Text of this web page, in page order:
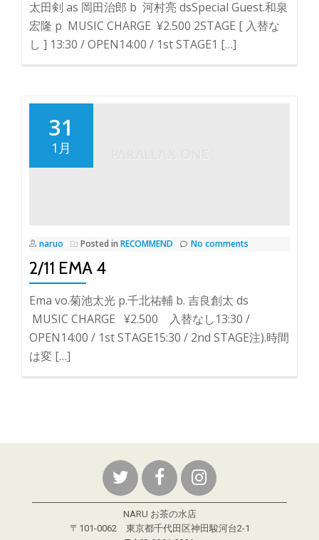
太田剣 as 岡田治郎 b 河村亮 dsSpecial Guest.和泉
宏隆 p MUSIC CHARGE ¥2.500 2STAGE [ 入替な
し ] 13:30 / OPEN14:00 / 1st STAGE1 […]
31
1月
naruo Posted in RECOMMEND No comments
2/11 EMA 4
Ema vo.菊池太光 p.千北祐輔 b. 吉良創太 ds
MUSIC CHARGE ¥2.500 入替なし13:30 /
OPEN14:00 / 1st STAGE15:30 / 2nd STAGE注).時間
は変 […]
NARU お茶の水店
〒101-0062 東京都千代田区神田駿河台2-1